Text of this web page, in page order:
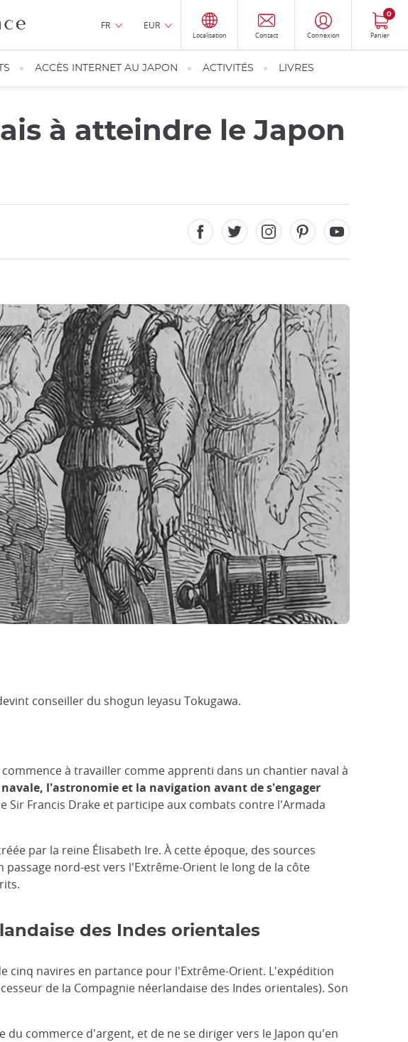
FR EUR
Localisation Contact Connexion Panier
0
ACCÈS INTERNET AU JAPON ACTIVITÉS LIVRES
à atteindre le Japon
conseiller du shogun Ieyasu Tokugawa.
à travailler comme apprenti dans un chantier naval à
l'astronomie et la navigation avant de s'engager
Francis Drake et participe aux combats contre l'Armada
par la reine Élisabeth Ire. À cette époque, des sources
nord-est vers l'Extrême-Orient le long de la côte
des Indes orientales
cinq navires en partance pour l'Extrême-Orient. L'expédition
de la Compagnie néerlandaise des Indes orientales). Son
commerce d'argent, et de ne se diriger vers le Japon qu'en